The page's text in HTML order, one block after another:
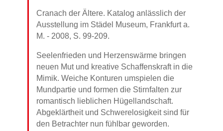
Cranach der Ältere. Katalog anlässlich der
Ausstellung im Städel Museum, Frankfurt a.
M. - 2008, S. 99-209.
Seelenfrieden und Herzenswärme bringen
neuen Mut und kreative Schaffenskraft in die
Mimik. Weiche Konturen umspielen die
Mundpartie und formen die Stirnfalten zur
romantisch lieblichen Hügellandschaft.
Abgeklärtheit und Schwerelosigkeit sind für
den Betrachter nun fühlbar geworden.